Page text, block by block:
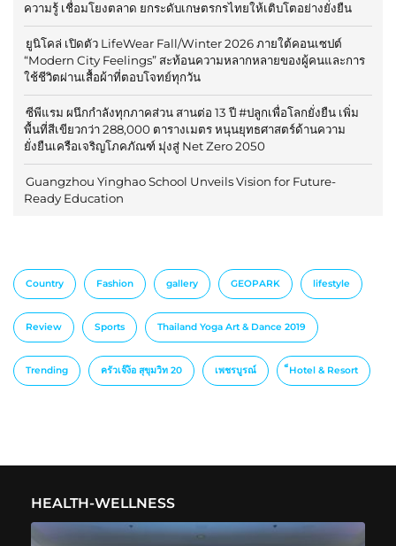
ความรู้ เชื่อมโยงตลาด ยกระดับเกษตรกรไทยให้เติบโตอย่างยั่งยืน
ยูนิโคล่ เปิดตัว LifeWear Fall/Winter 2026 ภายใต้คอนเซปต์
“Modern City Feelings” สะท้อนความหลากหลายของผู้คนและการ
ใช้ชีวิตผ่านเสื้อผ้าที่ตอบโจทย์ทุกวัน
ซีพีแรม ผนึกกำลังทุกภาคส่วน สานต่อ 13 ปี #ปลูกเพื่อโลกยั่งยืน เพิ่ม
พื้นที่สีเขียวกว่า 288,000 ตารางเมตร หนุนยุทธศาสตร์ด้านความ
ยั่งยืนเครือเจริญโภคภัณฑ์ มุ่งสู่ Net Zero 2050
Guangzhou Yinghao School Unveils Vision for Future-
Ready Education
Country Fashion gallery GEOPARK lifestyle
Review Sports Thailand Yoga Art & Dance 2019
Trending ครัวเจ๊ง้อ สุขุมวิท 20 เพชรบูรณ์ ็Hotel & Resort
HEALTH-WELLNESS